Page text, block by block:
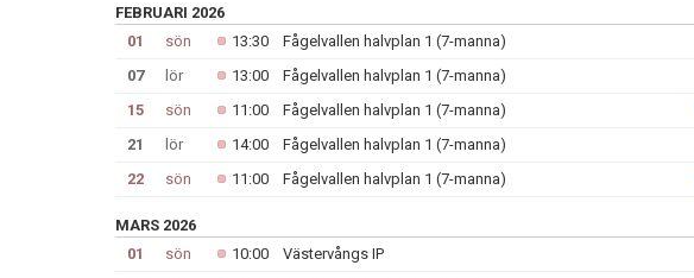
FEBRUARI 2026
01
sön 13:30 Fågelvallen halvplan 1 (7-manna)
07
lör 13:00 Fågelvallen halvplan 1 (7-manna)
15
sön 11:00 Fågelvallen halvplan 1 (7-manna)
21
lör 14:00 Fågelvallen halvplan 1 (7-manna)
22
sön 11:00 Fågelvallen halvplan 1 (7-manna)
MARS 2026
01
sön 10:00 Västervångs IP